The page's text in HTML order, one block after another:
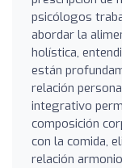
psicólogos
abordar la
holística,
están
relación
integrativo
composición
con la comida,
relación